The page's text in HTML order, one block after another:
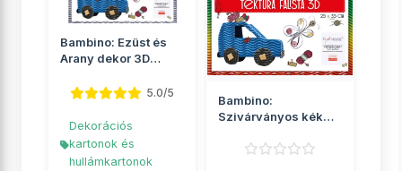
Bambino: Ezüst és
Arany dekor 3D
25x35cm
5.0/5
Dekorációs
kartonok és
hullámkartonok
Bambino:
Szivárványos kék
hullámkarton B4